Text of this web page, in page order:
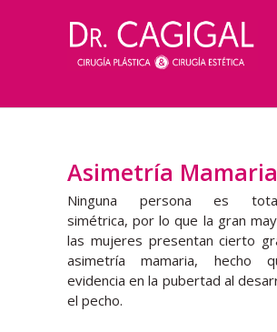
Asimetría Mamaria
Ninguna persona es
simétrica, por lo que la gran
las mujeres presentan cierto
asimetría mamaria, hecho
evidencia en la pubertad al
el pecho.